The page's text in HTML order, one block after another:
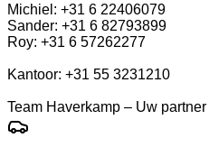
Michiel: +31 6 22406079
Sander: +31 6 82793899
Roy: +31 6 57262277
Kantoor: +31 55 3231210
Team Haverkamp – Uw